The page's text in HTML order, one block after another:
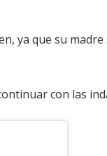
ya que su
con las